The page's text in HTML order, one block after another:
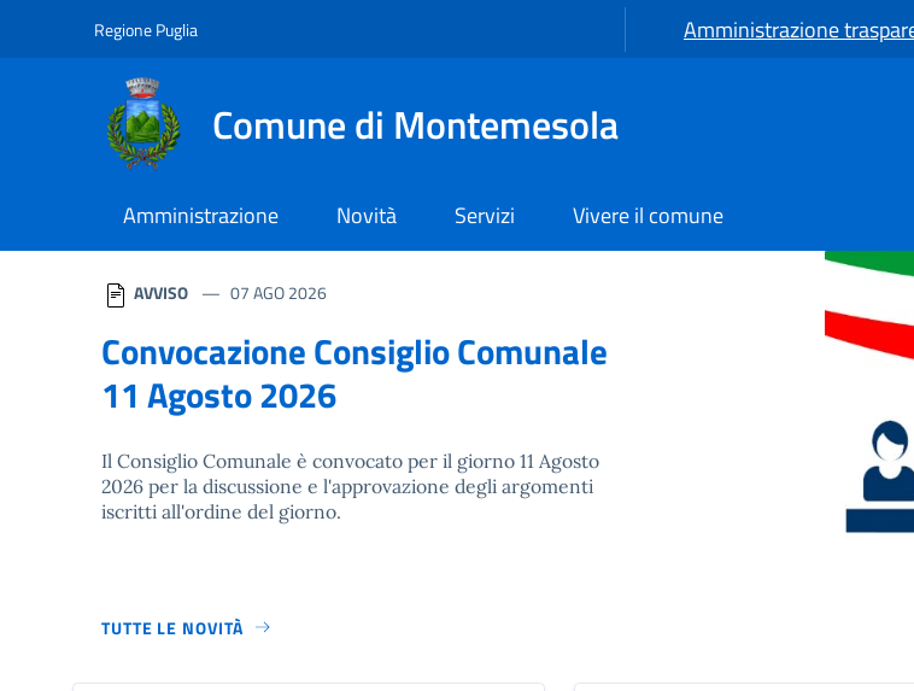
Navigazione
Salta al contenuto
Regione Puglia Amministrazione
Comune di Montemesola
Amministrazione Novità Servizi Vivere il comune
Homepage
AVVISO 07 AGO 2026
Convocazione Consiglio Comunale
11 Agosto 2026
Il Consiglio Comunale è convocato per il giorno 11 Agosto
2026 per la discussione e l'approvazione degli argomenti
iscritti all'ordine del giorno.
TUTTE LE NOVITÀ